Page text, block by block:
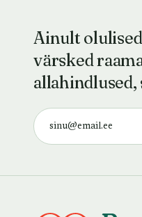
Ainult
värsked
allahindlused,